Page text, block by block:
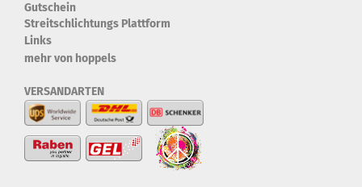
Gutschein
Streitschlichtungs Plattform
Links
mehr von hoppels
VERSANDARTEN